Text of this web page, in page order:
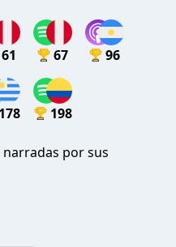
61 67 96
178 198
por sus